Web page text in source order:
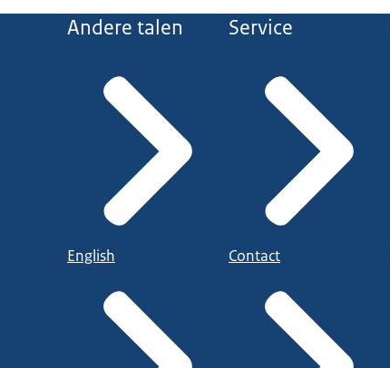
Andere talen
English
Service
Contact